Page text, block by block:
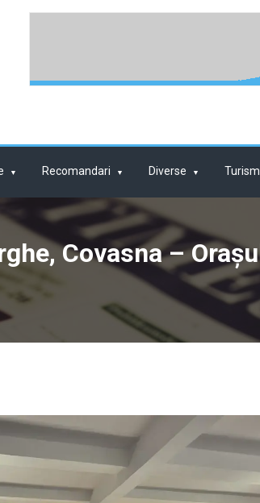
Recomandari Diverse Turism
Covasna –